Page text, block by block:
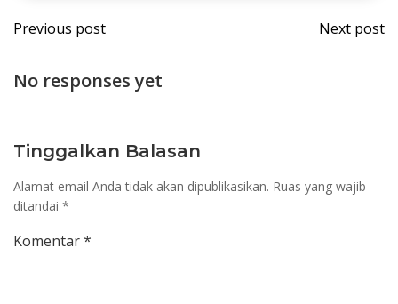
Post
navigation
Previous post
Post
Next post
No responses yet
Tinggalkan Balasan
Alamat email Anda tidak akan dipublikasikan. Ruas yang wajib
ditandai *
Komentar*